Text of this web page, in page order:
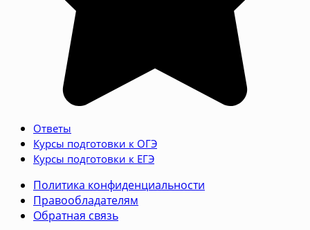
Ответы
Курсы подготовки к ОГЭ
Курсы подготовки к ЕГЭ
Политика конфиденциальности
Правообладателям
Обратная связь